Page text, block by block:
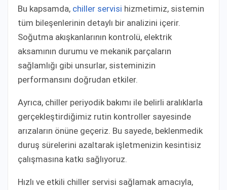
Bu kapsamda, chiller servisi hizmetimiz, sistemin
tüm bileşenlerinin detaylı bir analizini içerir.
Soğutma akışkanlarının kontrolü, elektrik
aksamının durumu ve mekanik parçaların
sağlamlığı gibi unsurlar, sisteminizin
performansını doğrudan etkiler.
Ayrıca, chiller periyodik bakımı ile belirli aralıklarla
gerçekleştirdiğimiz rutin kontroller sayesinde
arızaların önüne geçeriz. Bu sayede, beklenmedik
duruş sürelerini azaltarak işletmenizin kesintisiz
çalışmasına katkı sağlıyoruz.
Hızlı ve etkili chiller servisi sağlamak amacıyla,